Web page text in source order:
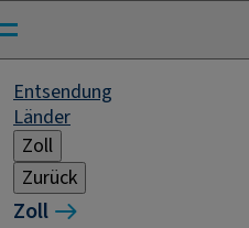
Entsendung
Länder
Zoll
Zurück
Zoll